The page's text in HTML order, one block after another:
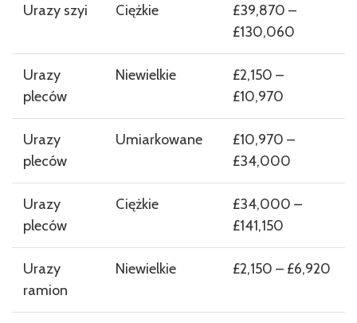
Urazy szyi Ciężkie
£39,870 –
£130,060
Urazy
pleców
Niewielkie
£2,150 –
£10,970
Urazy
pleców
Umiarkowane
£10,970 –
£34,000
Urazy
pleców
Ciężkie
£34,000 –
£141,150
Urazy
ramion
Niewielkie £2,150 – £6,920